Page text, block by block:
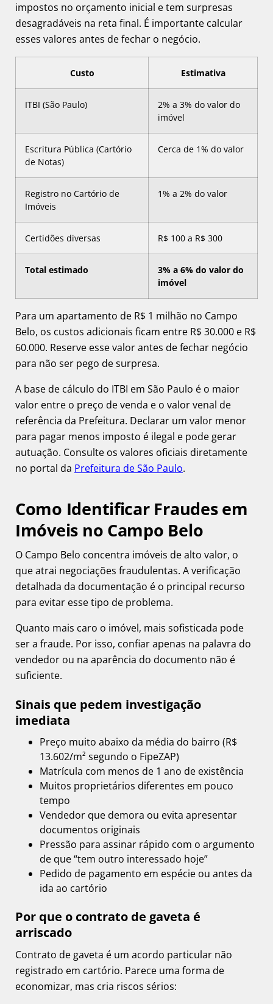
impostos no orçamento inicial e tem surpresas
desagradáveis na reta final. É importante calcular
esses valores antes de fechar o negócio.
Custo Estimativa
ITBI (São Paulo)
2% a 3% do valor do
imóvel
Escritura Pública (Cartório
de Notas)
Cerca de 1% do valor
Registro no Cartório de
Imóveis
1% a 2% do valor
Certidões diversas R$ 100 a R$ 300
Total estimado
3% a 6% do valor do
imóvel
Para um apartamento de R$ 1 milhão no Campo
Belo, os custos adicionais ficam entre R$ 30.000 e R$
60.000. Reserve esse valor antes de fechar negócio
para não ser pego de surpresa.
A base de cálculo do ITBI em São Paulo é o maior
valor entre o preço de venda e o valor venal de
referência da Prefeitura. Declarar um valor menor
para pagar menos imposto é ilegal e pode gerar
autuação. Consulte os valores oficiais diretamente
no portal da Prefeitura de São Paulo.
Como Identificar Fraudes em
Imóveis no Campo Belo
O Campo Belo concentra imóveis de alto valor, o
que atrai negociações fraudulentas. A verificação
detalhada da documentação é o principal recurso
para evitar esse tipo de problema.
Quanto mais caro o imóvel, mais sofisticada pode
ser a fraude. Por isso, confiar apenas na palavra do
vendedor ou na aparência do documento não é
suficiente.
Sinais que pedem investigação
imediata
Preço muito abaixo da média do bairro (R$
13.602/m² segundo o FipeZAP)
Matrícula com menos de 1 ano de existência
Muitos proprietários diferentes em pouco
tempo
Vendedor que demora ou evita apresentar
documentos originais
Pressão para assinar rápido com o argumento
de que “tem outro interessado hoje”
Pedido de pagamento em espécie ou antes da
ida ao cartório
Por que o contrato de gaveta é
arriscado
Contrato de gaveta é um acordo particular não
registrado em cartório. Parece uma forma de
economizar, mas cria riscos sérios: